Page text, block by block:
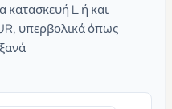
κατασκευή L ή και
υπερβολικά όπως